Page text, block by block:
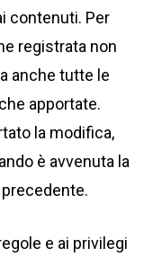
contenuti. Per
registrata non
anche tutte le
apportate.
la modifica,
è avvenuta la
e ai privilegi